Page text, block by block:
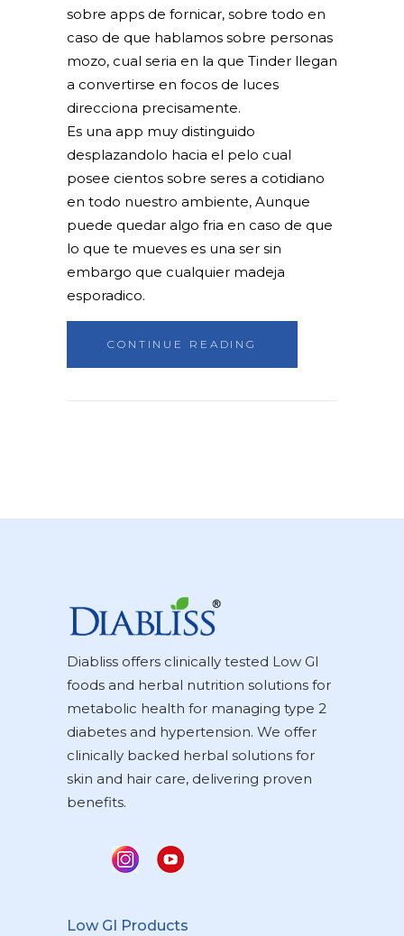
sobre apps de fornicar, sobre todo en
caso de que hablamos sobre personas
mozo, cual seri­a en la que Tinder llegan
a convertirse en focos de luces
direcciona precisamente.
Es una app muy distinguido
desplazandolo hacia el pelo cual
posee cientos sobre seres a cotidiano
en todo nuestro ambiente, Aunque
puede quedar algo fria en caso de que
lo que te mueves es una ser sin
embargo que cualquier madeja
esporadico.
CONTINUE READING
Diabliss offers clinically tested Low GI
foods and herbal nutrition solutions for
metabolic health for managing type 2
diabetes and hypertension. We offer
clinically backed herbal solutions for
skin and hair care, delivering proven
benefits.
Low GI Products